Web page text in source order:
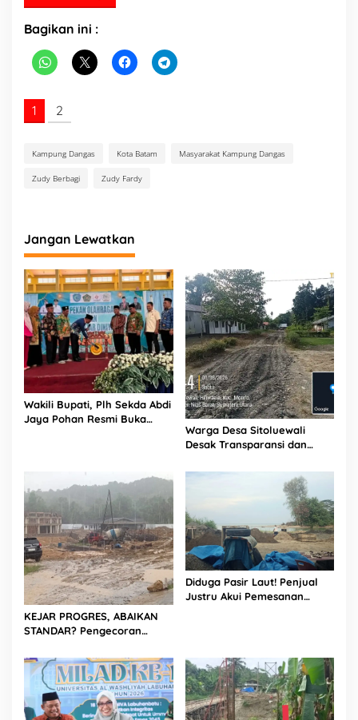
Bagikan ini :
1 2
Kampung Dangas Kota Batam Masyarakat Kampung Dangas
Zudy Berbagi Zudy Fardy
Jangan Lewatkan
Wakili Bupati, Plh Sekda Abdi
Jaya Pohan Resmi Buka
Warga Desa Sitoluewali
Desak Transparansi dan
Jalan, Diduga Minim
KEJAR PROGRES, ABAIKAN
STANDAR? Pengecoran
Rp87,34 Miliar Sukma Nias,
Konsultan, Pengawas dan
PPK Bungkam
Diduga Pasir Laut! Penjual
Justru Akui Pemesanan